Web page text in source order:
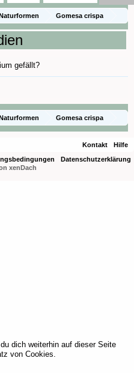
Gomesa crispa
gefällt?
Gomesa crispa
Kontakt
Hilfe
Datenschutzerklärung
xenDach
dich weiterhin auf dieser Seite
von Cookies.